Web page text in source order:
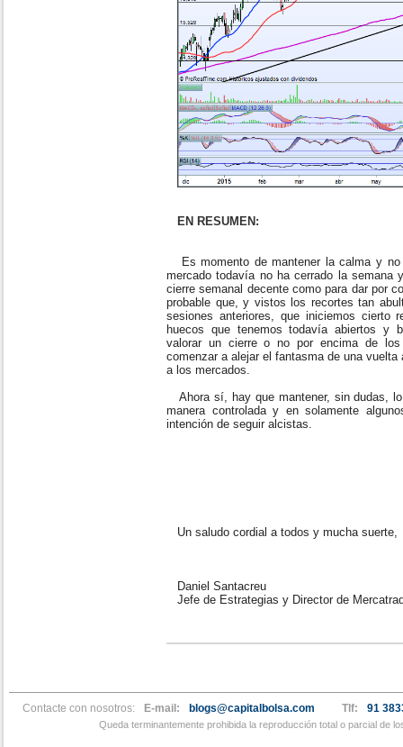
EN RESUMEN:
Es momento de mantener la calma y
mercado todavía no ha cerrado la semana
cierre semanal decente como para dar por
probable que, y vistos los recortes tan
sesiones anteriores, que iniciemos cierto
huecos que tenemos todavía abiertos y
valorar un cierre o no por encima de los
comenzar a alejar el fantasma de una
a los mercados.
Ahora sí, hay que mantener, sin dudas,
manera controlada y en solamente
intención de seguir alcistas.
Un saludo cordial a todos y mucha suerte,
Daniel Santacreu
Jefe de Estrategias y Director de
Contacte con nosotros: E-mail: blogs@capitalbolsa.com Tlf: 91
Queda terminantemente prohibida la reproducción total o parcial de